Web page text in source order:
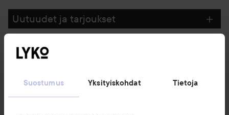
Suostumus Yksityiskohdat Tietoja
Uutuudet ja tarjoukset
Seuraa meitä